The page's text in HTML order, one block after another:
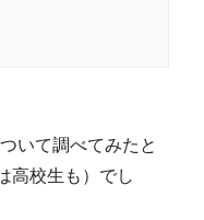
いて調べてみたと
高校生も）でし